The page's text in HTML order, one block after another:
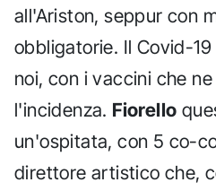
all'Ariston, seppur con
obbligatorie. Il Covid-
noi, con i vaccini che
l'incidenza. Fiorello
un'ospitata, con 5 co-
direttore artistico che,